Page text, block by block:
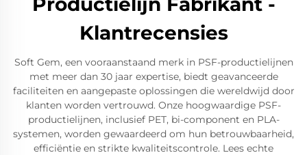
Klantrecensies
Soft Gem, een vooraanstaand merk in PSF-productielijnen
met meer dan 30 jaar expertise, biedt geavanceerde
faciliteiten en aangepaste oplossingen die wereldwijd door
klanten worden vertrouwd. Onze hoogwaardige PSF-
productielijnen, inclusief PET, bi-component en PLA-
systemen, worden gewaardeerd om hun betrouwbaarheid,
efficiëntie en strikte kwaliteitscontrole. Lees echte